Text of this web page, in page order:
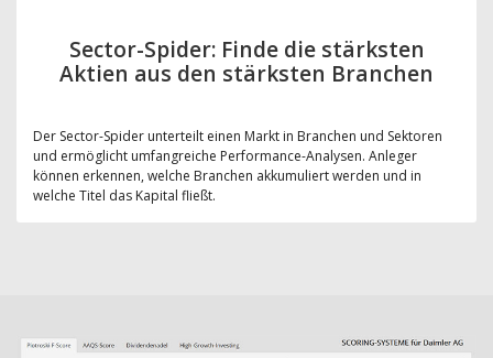
Sector-Spider: Finde die stärksten
Aktien aus den stärksten Branchen
Der Sector-Spider unterteilt einen Markt in Branchen und Sektoren
und ermöglicht umfangreiche Performance-Analysen. Anleger
können erkennen, welche Branchen akkumuliert werden und in
welche Titel das Kapital fließt.